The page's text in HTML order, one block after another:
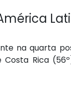
na quarta
Rica